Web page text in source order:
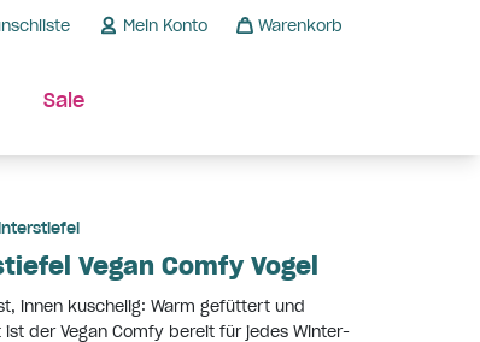
Mein Konto Warenkorb
Sale
Vegan Comfy Vogel
innen kuschelig: Warm gefüttert und
der Vegan Comfy bereit für jedes Winter-